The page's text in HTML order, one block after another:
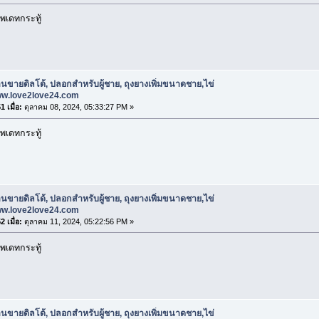
เดทกระทู้
นขายดิลโด้, ปลอกสําหรับผู้ชาย, ถุงยางเพิ่มขนาดชาย,ไข่
เมื่อ: ตุลาคม 08, 2024, 05:33:27 PM »
เดทกระทู้
นขายดิลโด้, ปลอกสําหรับผู้ชาย, ถุงยางเพิ่มขนาดชาย,ไข่
เมื่อ: ตุลาคม 11, 2024, 05:22:56 PM »
เดทกระทู้
นขายดิลโด้, ปลอกสําหรับผู้ชาย, ถุงยางเพิ่มขนาดชาย,ไข่